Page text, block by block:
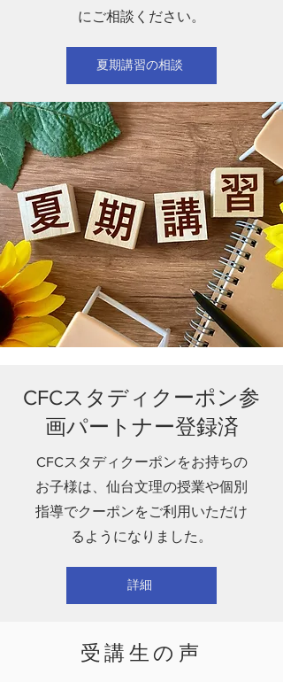
にご相談ください。
夏期講習の相談
CFCスタディクーポン参
画パートナー登録済
CFCスタディクーポンをお持ちの
お子様は、仙台文理の授業や個別
指導でクーポンをご利用いただけ
るようになりました。
詳細
受講生の声